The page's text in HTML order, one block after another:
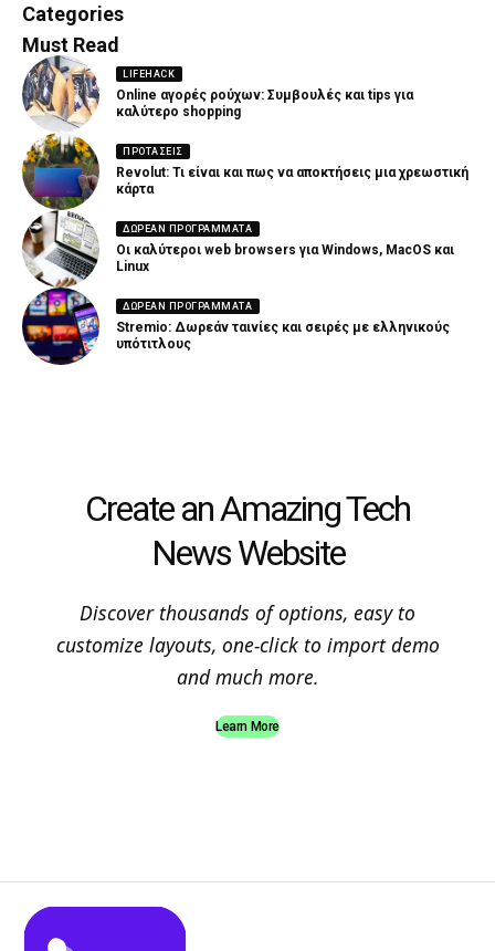
Categories
Must Read
LIFEHACK
Online αγορές ρούχων: Συμβουλές και tips για
καλύτερο shopping
ΠΡΟΤΆΣΕΙΣ
Revolut: Τι είναι και πως να αποκτήσεις μια χρεωστική
κάρτα
ΔΩΡΕΆΝ ΠΡΟΓΡΆΜΜΑΤΑ
Οι καλύτεροι web browsers για Windows, MacOS και
Linux
ΔΩΡΕΆΝ ΠΡΟΓΡΆΜΜΑΤΑ
Stremio: Δωρεάν ταινίες και σειρές με ελληνικούς
υπότιτλους
Create an Amazing Tech
News Website
Discover thousands of options, easy to
customize layouts, one-click to import demo
and much more.
Learn More